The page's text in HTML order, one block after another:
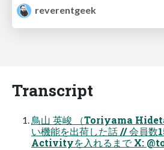
reverentgeek
Transcript
鳥山 英峻 （Toriyama
い機能を出荷した話 // 会員
Activityを入れるまで X: